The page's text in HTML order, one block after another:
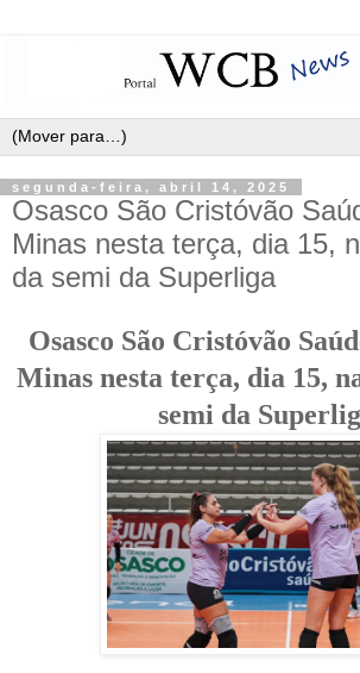
segunda-feira, abril 14, 2025
Osasco São Cristóvão
Minas nesta terça, dia 15,
da semi da Superliga
Osasco São Cristóvão
Minas nesta terça, dia 15,
semi da